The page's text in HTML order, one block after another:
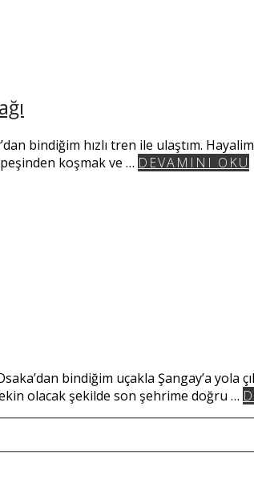
bindiğim hızlı tren ile ulaştım.
koşmak ve … DEVAMINI OKU
bindiğim uçakla Şangay’a yola
olacak şekilde son şehrime doğru …